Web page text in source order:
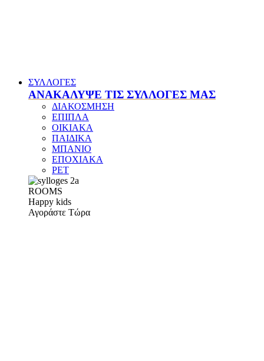
ΣΥΛΛΟΓΕΣ
ΑΝΑΚΑΛΥΨΕ ΤΙΣ ΣΥΛΛΟΓΕΣ ΜΑΣ
ΔΙΑΚΟΣΜΗΣΗ
ΕΠΙΠΛΑ
ΟΙΚΙΑΚΑ
ΠΑΙΔΙΚΑ
ΜΠΑΝΙΟ
ΕΠΟΧΙΑΚΑ
PET
ROOMS
Happy kids
Αγοράστε Τώρα